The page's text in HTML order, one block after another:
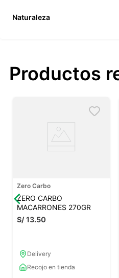
Naturaleza
Productos
Zero Carbo
ZERO CARBO
MACARRONES 270GR
S/13.50
Delivery
Recojo en tienda